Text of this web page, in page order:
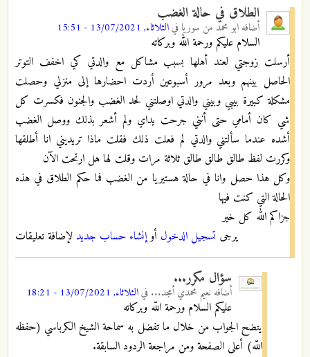
الطلاق في حالة الغضب
أضافه ابو محمد من سوريافيالثلاثاء, 13/07/2021 - 15:51
السلام عليكم ورحمة الله وبركاته
أرسلت زوجتي لعند أهلها بسبب مشاكل مع والدتي كي اخفف التوتر
الحاصل بينهم وبعد مرور أسبوعين أردت احضارها إلى منزلي وحصلت
مشكلة كبيرة بيبي وبيني والدتي اوصلتني لحد الغضب والجنون فكسرت كل
شي كان أمامي حتى أنني جرحت يداي ولم أشعر بذلك ووصل الغضب
أشده عندما سألتني والدتي لم فعلت ذلك فقلت ماذا تريديني انا أطلقها
وكررت لفظ طالق طالق طالق ثلاثة مرات وقلت لها هل ارتحت الآن
وكل هذا حصل وانا في حالة هستيريا من الغضب فما حكم الطلاق في هذه
الحالة التي كنت فيها
جزاكم الله كل خير
يرجى تسجيل الدخول أوإنشاء حساب جديد لإضافة تعليقات
سؤال مكرر...
أضافه نعيم محمدي أمجد... فيالثلاثاء, 13/07/2021 - 18:21
عليكم السلام ورحمة اللّه وبركاته
يتضح الجواب من خلال ما تفضل به سماحة الشيخ الكرباسي (حفظه
اللّه) أعلى الصفحة ومن مراجعة الردود السابقة.